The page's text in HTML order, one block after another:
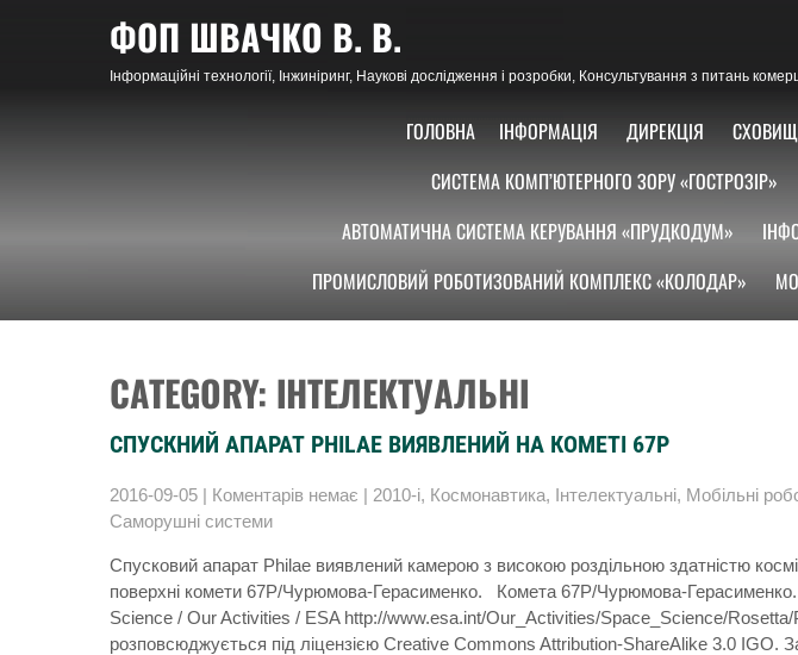
ФОП ШВАЧКО В. В.
Інформаційні технології, Інжиніринг, Наукові дослідження і розробки, Консультування з питань
ГОЛОВНА ІНФОРМАЦІЯ ДИРЕКЦІЯ
СИСТЕМА КОМП’ЮТЕРНОГО ЗОРУ «ГОСТРОЗІР»
АВТОМАТИЧНА СИСТЕМА КЕРУВАННЯ «ПРУДКОДУМ»
ПРОМИСЛОВИЙ РОБОТИЗОВАНИЙ КОМПЛЕКС «КОЛОДАР»
CATEGORY: ІНТЕЛЕКТУАЛЬНІ
СПУСКНИЙ АПАРАТ PHILAE ВИЯВЛЕНИЙ НА КОМЕТІ 67P
2016-09-05 | Коментарів немає | 2010-і, Космонавтика, Інтелектуальні, Мобільні
Саморушні системи
Спусковий апарат Philae виявлений камерою з високою роздільною здатністю
поверхні комети 67P/Чурюмова-Герасименко. Комета 67P/Чурюмова-
Science / Our Activities / ESA http://www.esa.int/Our_Activities/Space_Science/
розповсюджується під ліцензією Creative Commons Attribution-ShareAlike 3.0 IGO.